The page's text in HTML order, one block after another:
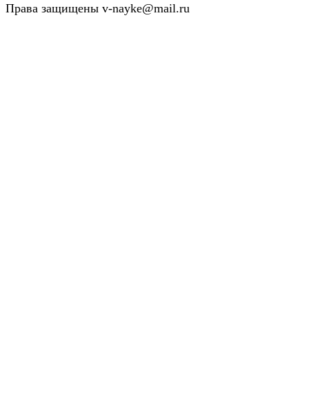
Права защищены v-nayke@mail.ru